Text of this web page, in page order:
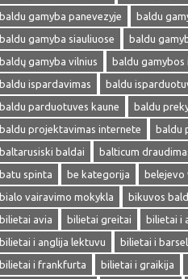
baldu gamyba panevezyje
baldu
baldu gamyba siauliuose
baldu
baldų gamyba vilnius
baldu gamybos
baldu ispardavimas
baldu
baldu parduotuves kaune
baldu
baldu projektavimas internete
baldu
baltarusiski baldai
balticum
batu spinta
be kategorija belejevo
bialo vairavimo mokykla
bikuvos
bilietai avia
bilietai greitai bilietai i
bilietai i anglija lektuvu
bilietai i
bilietai i frankfurta
bilietai i graikija